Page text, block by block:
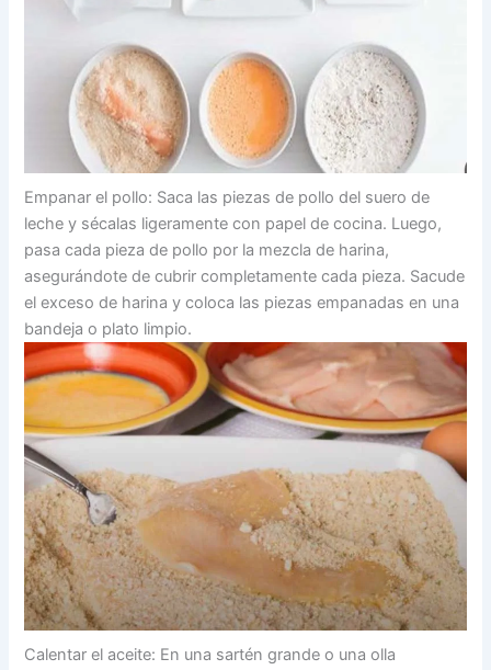
Empanar el pollo: Saca las piezas de pollo del suero de
leche y sécalas ligeramente con papel de cocina. Luego,
pasa cada pieza de pollo por la mezcla de harina,
asegurándote de cubrir completamente cada pieza. Sacude
el exceso de harina y coloca las piezas empanadas en una
bandeja o plato limpio.
Calentar el aceite: En una sartén grande o una olla